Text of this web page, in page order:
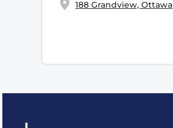
188 Grandview, Ottawa